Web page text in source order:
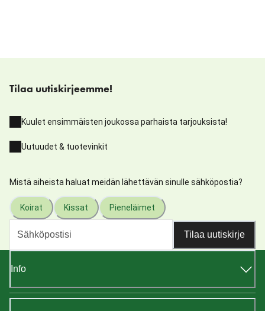
Tilaa uutiskirjeemme!
Kuulet ensimmäisten joukossa parhaista tarjouksista!
Uutuudet & tuotevinkit
Mistä aiheista haluat meidän lähettävän sinulle sähköpostia?
Koirat Kissat Pieneläimet
Tilaa uutiskirje
Info